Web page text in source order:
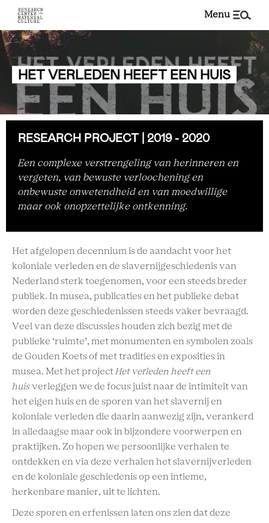
menu
HET VERLEDEN HEEFT EEN HUIS
RESEARCH PROJECT | 2019 - 2020
Een complexe verstrengeling van herinneren en
vergeten, van bewuste verloochening en
onbewuste onwetendheid en van moedwillige
maar ook onopzettelijke ontkenning.
Het afgelopen decennium is de aandacht voor het
koloniale verleden en de slavernijgeschiedenis van
Nederland sterk toegenomen, voor een steeds breder
publiek. In musea, publicaties en het publieke debat
worden deze geschiedenissen steeds vaker bevraagd.
Veel van deze discussies houden zich bezig met de
publieke ‘ruimte’, met monumenten en symbolen zoals
de Gouden Koets of met tradities en exposities in
musea. Met het project Het verleden heeft een
huis verleggen we de focus juist naar de intimiteit van
het eigen huis en de sporen van het slavernij en
koloniale verleden die daarin aanwezig zijn, verankerd
in alledaagse maar ook in bijzondere voorwerpen en
praktijken. Zo hopen we persoonlijke verhalen te
ontdekken en via deze verhalen het slavernijverleden
en de koloniale geschiedenis op een intieme,
herkenbare manier, uit te lichten.
Deze sporen en erfenissen laten ons zien dat deze